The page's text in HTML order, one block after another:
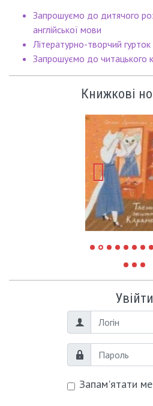
Запрошуємо до дитячого
англійської мови
Літературно-творчий
Запрошуємо до читацького
Книжкові
Увійти
Логін
Пароль
Запам'ятати